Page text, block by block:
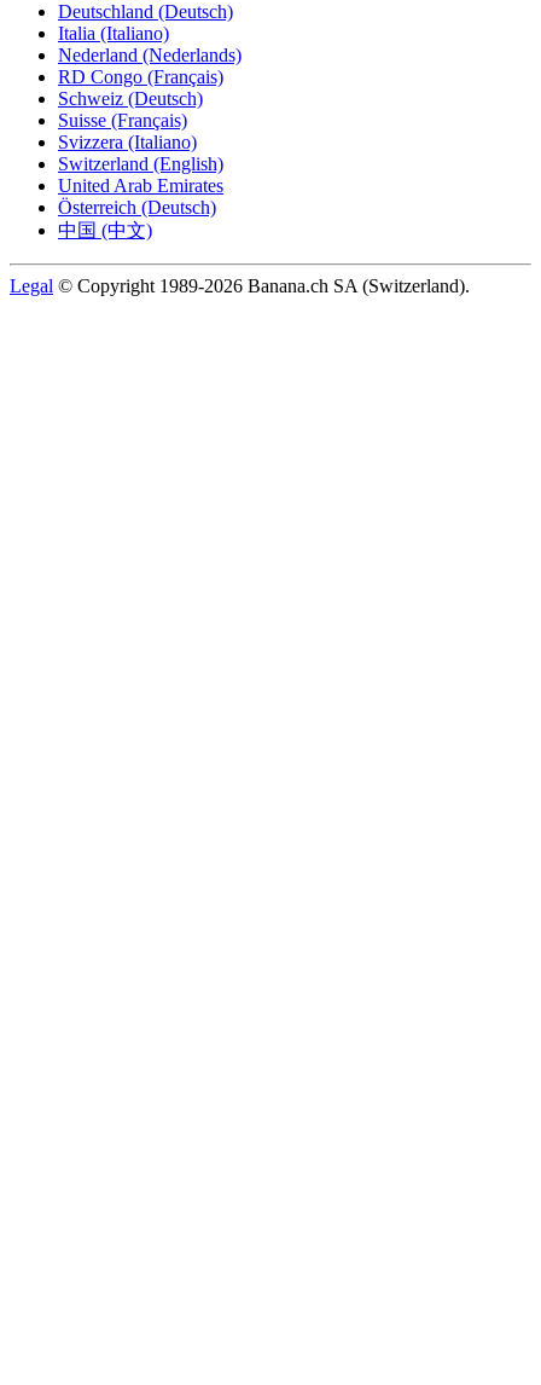
Deutschland (Deutsch)
Italia (Italiano)
Nederland (Nederlands)
RD Congo (Français)
Schweiz (Deutsch)
Suisse (Français)
Svizzera (Italiano)
Switzerland (English)
United Arab Emirates
Österreich (Deutsch)
中国 (中文)
Legal © Copyright 1989-2026 Banana.ch SA (Switzerland).